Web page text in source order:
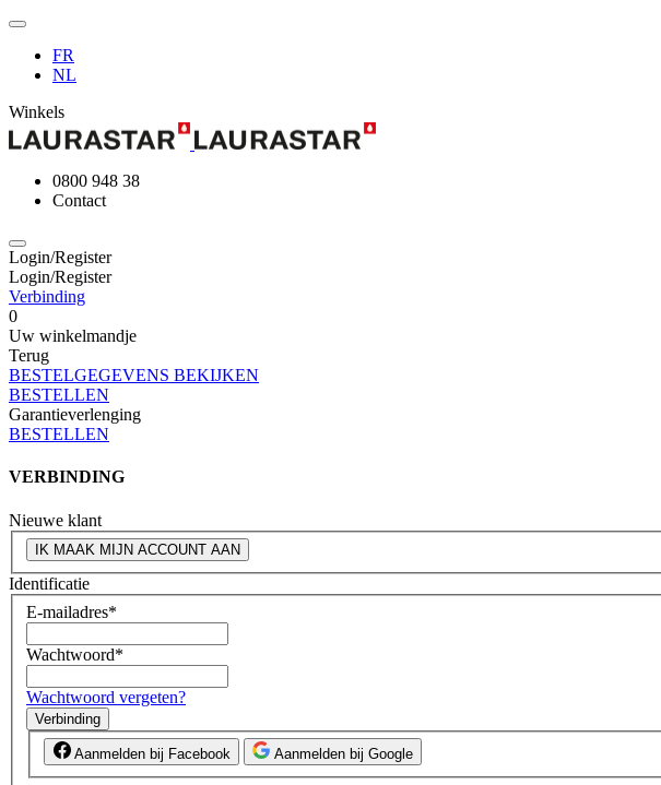
FR
NL
Winkels
0800 948 38
Contact
Login/Register
Login/Register
Verbinding
0
Uw winkelmandje
Terug
BESTELGEGEVENS BEKIJKEN
BESTELLEN
Garantieverlenging
BESTELLEN
VERBINDING
Nieuwe klant
IK MAAK MIJN ACCOUNT AAN
Identificatie
E-mailadres*
Wachtwoord*
Wachtwoord vergeten?
Verbinding
Aanmelden bij Facebook Aanmelden bij Google